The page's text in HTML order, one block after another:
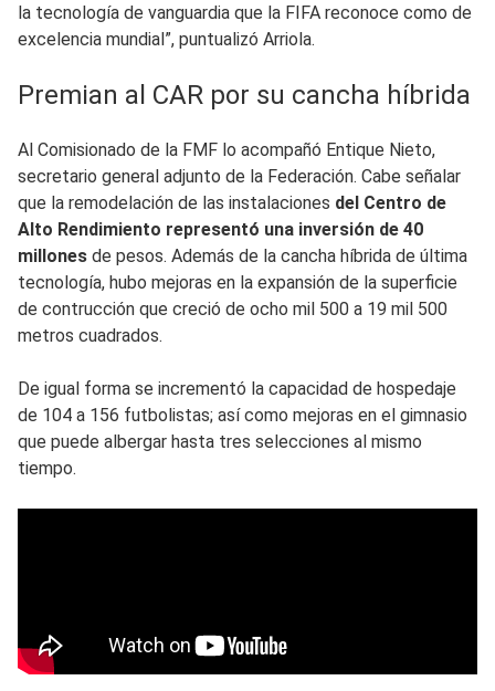
la tecnología de vanguardia que la FIFA reconoce como de
excelencia mundial”, puntualizó Arriola.
Premian al CAR por su cancha híbrida
Al Comisionado de la FMF lo acompañó Entique Nieto,
secretario general adjunto de la Federación. Cabe señalar
que la remodelación de las instalaciones del Centro de
Alto Rendimiento representó una inversión de 40
millones de pesos. Además de la cancha híbrida de última
tecnología, hubo mejoras en la expansión de la superficie
de contrucción que creció de ocho mil 500 a 19 mil 500
metros cuadrados.
De igual forma se incrementó la capacidad de hospedaje
de 104 a 156 futbolistas; así como mejoras en el gimnasio
que puede albergar hasta tres selecciones al mismo
tiempo.